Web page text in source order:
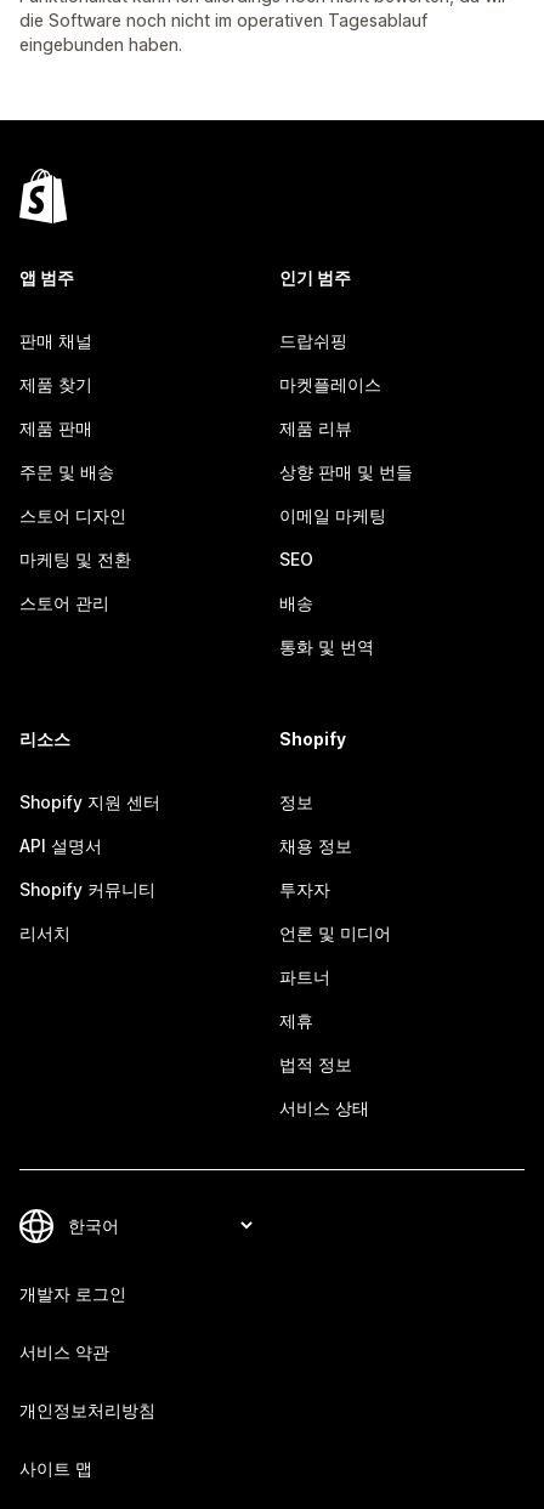
die Software noch nicht im operativen Tagesablauf
eingebunden haben.
앱 범주
판매 채널
제품 찾기
제품 판매
주문 및 배송
스토어 디자인
마케팅 및 전환
스토어 관리
인기 범주
드랍쉬핑
마켓플레이스
제품 리뷰
상향 판매 및 번들
이메일 마케팅
SEO
배송
통화 및 번역
리소스
Shopify 지원 센터
API 설명서
Shopify 커뮤니티
리서치
Shopify
정보
채용 정보
투자자
언론 및 미디어
파트너
제휴
법적 정보
서비스 상태
개발자 로그인
서비스 약관
개인정보처리방침
사이트 맵